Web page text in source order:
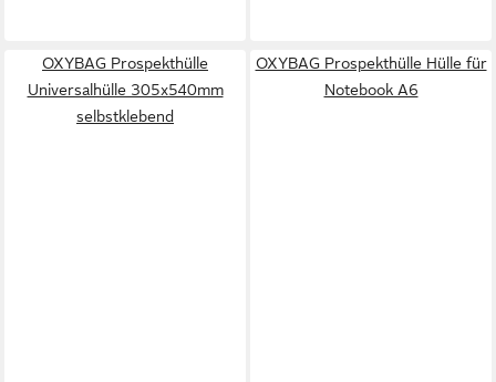
OXYBAG Prospekthülle
Universalhülle 305x540mm
selbstklebend
OXYBAG Prospekthülle Hülle für
Notebook A6